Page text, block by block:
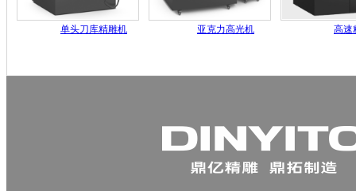
单头刀库精雕机 亚克力高光机 高速